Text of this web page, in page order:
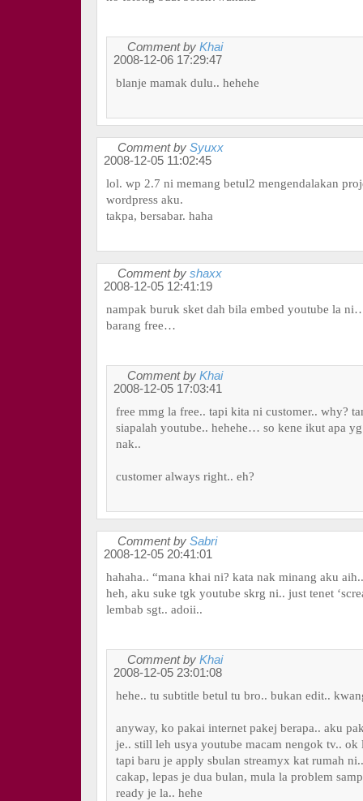
Comment by Khai
2008-12-06 17:29:47
blanje mamak dulu.. hehehe
Comment by Syuxx
2008-12-05 11:02:45
lol. wp 2.7 ni memang betul2 mengendalakan
wordpress aku.
takpa, bersabar. haha
Comment by shaxx
2008-12-05 12:41:19
nampak buruk sket dah bila embed youtube la
barang free…
Comment by Khai
2008-12-05 17:03:41
free mmg la free.. tapi kita ni customer.. why?
siapalah youtube.. hehehe… so kene ikut apa
nak..
customer always right.. eh?
Comment by Sabri
2008-12-05 20:41:01
hahaha.. “mana khai ni? kata nak minang aku
heh, aku suke tgk youtube skrg ni.. just tenet
lembab sgt.. adoii..
Comment by Khai
2008-12-05 23:01:08
hehe.. tu subtitle betul tu bro.. bukan edit..
anyway, ko pakai internet pakej berapa.. aku
je.. still leh usya youtube macam nengok tv.. ok
tapi baru je apply sbulan streamyx kat rumah
cakap, lepas je dua bulan, mula la problem
ready je la.. hehe